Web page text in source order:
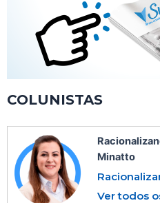
COLUNISTAS
Minatto
Ver todos